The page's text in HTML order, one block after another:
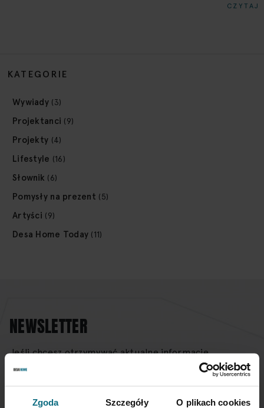
Zgoda Szczegóły O plikach cookies
CZYTAJ
KATEGORIE
Wywiady (3)
Projektanci (9)
Projekty (4)
Lifestyle (16)
Słownik (6)
Pomysły na prezent (5)
Artyści (9)
Desa Home Today (11)
NEWSLETTER
Jeśli chcesz otrzymywać aktualne informacje
dotyczące oferty Desa Home - zapisz się do naszego